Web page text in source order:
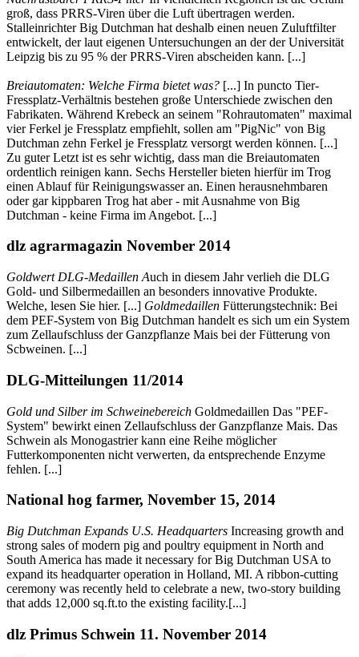
groß, dass PRRS-Viren über die Luft übertragen werden.
Stalleinrichter Big Dutchman hat deshalb einen neuen Zuluftfilter
entwickelt, der laut eigenen Untersuchungen an der der Universität
Leipzig bis zu 95 % der PRRS-Viren abscheiden kann. [...]
Breiautomaten: Welche Firma bietet was? [...] In puncto Tier-
Fressplatz-Verhältnis bestehen große Unterschiede zwischen den
Fabrikaten. Während Krebeck an seinem "Rohrautomaten" maximal
vier Ferkel je Fressplatz empfiehlt, sollen am "PigNic" von Big
Dutchman zehn Ferkel je Fressplatz versorgt werden können. [...]
Zu guter Letzt ist es sehr wichtig, dass man die Breiautomaten
ordentlich reinigen kann. Sechs Hersteller bieten hierfür im Trog
einen Ablauf für Reinigungswasser an. Einen herausnehmbaren
oder gar kippbaren Trog hat aber - mit Ausnahme von Big
Dutchman - keine Firma im Angebot. [...]
dlz agrarmagazin November 2014
Goldwert DLG-Medaillen Auch in diesem Jahr verlieh die DLG
Gold- und Silbermedaillen an besonders innovative Produkte.
Welche, lesen Sie hier. [...] Goldmedaillen Fütterungstechnik: Bei
dem PEF-System von Big Dutchman handelt es sich um ein System
zum Zellaufschluss der Ganzpflanze Mais bei der Fütterung von
Scbweinen. [...]
DLG-Mitteilungen 11/2014
Gold und Silber im Schweinebereich Goldmedaillen Das "PEF-
System" bewirkt einen Zellaufschluss der Ganzpflanze Mais. Das
Schwein als Monogastrier kann eine Reihe möglicher
Futterkomponenten nicht verwerten, da entsprechende Enzyme
fehlen. [...]
National hog farmer, November 15, 2014
Big Dutchman Expands U.S. Headquarters Increasing growth and
strong sales of modern pig and poultry equipment in North and
South America has made it necessary for Big Dutchman USA to
expand its headquarter operation in Holland, MI. A ribbon-cutting
ceremony was recently held to celebrate a new, two-story building
that adds 12,000 sq.ft.to the existing facility.[...]
dlz Primus Schwein 11. November 2014